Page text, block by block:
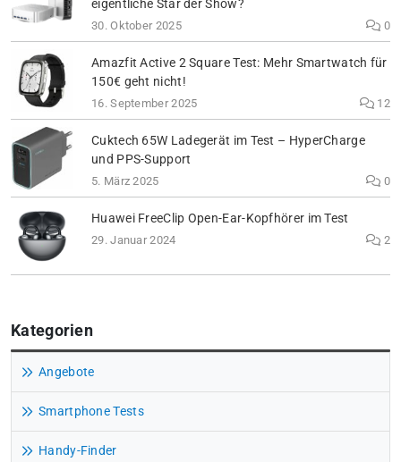
eigentliche Star der Show?
30. Oktober 2025 0
Amazfit Active 2 Square Test: Mehr Smartwatch für
150€ geht nicht!
16. September 2025 12
Cuktech 65W Ladegerät im Test – HyperCharge
und PPS-Support
5. März 2025 0
Huawei FreeClip Open-Ear-Kopfhörer im Test
29. Januar 2024 2
Kategorien
Angebote
Smartphone Tests
Handy-Finder